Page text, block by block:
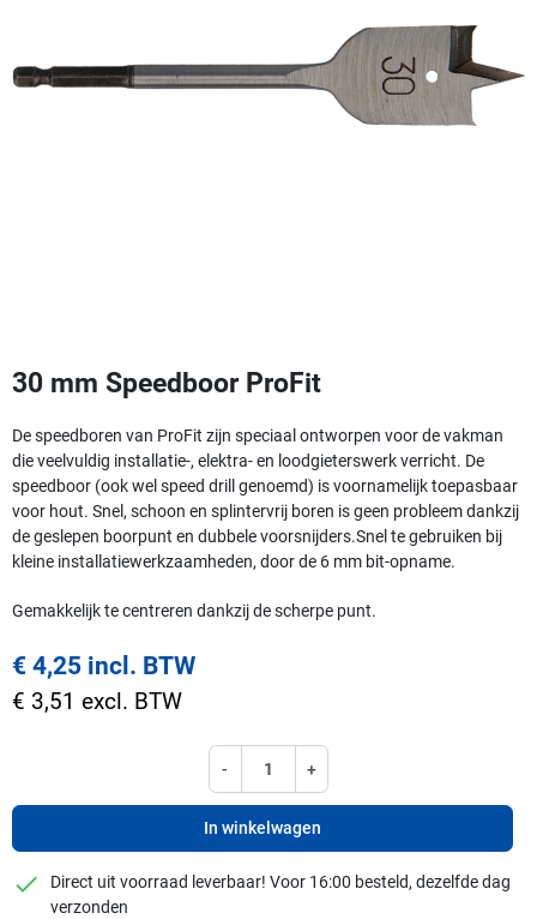
30 mm Speedboor ProFit
De speedboren van ProFit zijn speciaal ontworpen voor de vakman
die veelvuldig installatie-, elektra- en loodgieterswerk verricht. De
speedboor (ook wel speed drill genoemd) is voornamelijk toepasbaar
voor hout. Snel, schoon en splintervrij boren is geen probleem dankzij
de geslepen boorpunt en dubbele voorsnijders.Snel te gebruiken bij
kleine installatiewerkzaamheden, door de 6 mm bit-opname.
Gemakkelijk te centreren dankzij de scherpe punt.
€ 4,25 incl. BTW
€ 3,51 excl. BTW
- +
In winkelwagen
checkmark
Direct uit voorraad leverbaar! Voor 16:00 besteld, dezelfde dag
verzonden